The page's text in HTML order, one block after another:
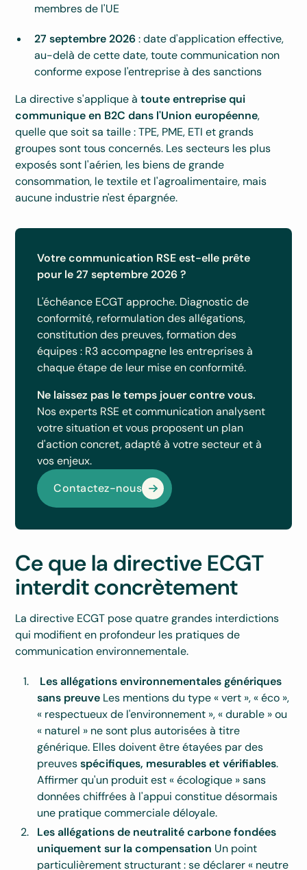
membres de l'UE
27 septembre 2026: date d'application effective,
au-delà de cette date, toute communication non
conforme expose l'entreprise à des sanctions
La directive s'applique àtoute entreprise qui
communique en B2C dans l'Union européenne,
quelle que soit sa taille : TPE, PME, ETI et grands
groupes sont tous concernés. Les secteurs les plus
exposés sont l'aérien, les biens de grande
consommation, le textile et l'agroalimentaire, mais
aucune industrie n'est épargnée.
Votre communication RSE est-elle prête
pour le 27 septembre 2026 ?
L'échéance ECGT approche. Diagnostic de
conformité, reformulation des allégations,
constitution des preuves, formation des
équipes : R3 accompagne les entreprises à
chaque étape de leur mise en conformité.
Ne laissez pas le temps jouer contre vous.
Nos experts RSE et communication analysent
votre situation et vous proposent un plan
d'action concret, adapté à votre secteur et à
vos enjeux.
Contactez-nous
Ce que la directive ECGT
interdit concrètement
La directive ECGT pose quatre grandes interdictions
qui modifient en profondeur les pratiques de
communication environnementale.
Les allégations environnementales génériques
sans preuve Les mentions du type « vert », « éco »,
« respectueux de l'environnement », « durable » ou
« naturel » ne sont plus autorisées à titre
générique. Elles doivent être étayées par des
preuvesspécifiques, mesurables et vérifiables.
Affirmer qu'un produit est « écologique » sans
données chiffrées à l'appui constitue désormais
une pratique commerciale déloyale.
Les allégations de neutralité carbone fondées
uniquement sur la compensation Un point
particulièrement structurant : se déclarer « neutre